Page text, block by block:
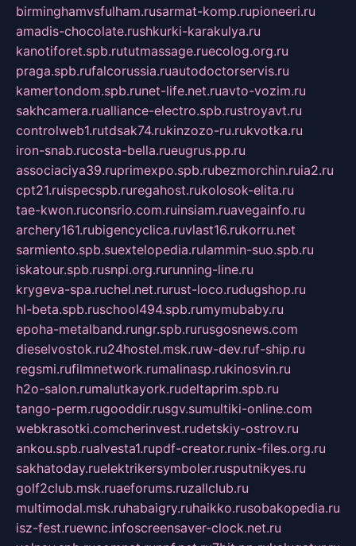
birminghamvsfulham.rusarmat-komp.rupioneeri.ru
amadis-chocolate.rushkurki-karakulya.ru
kanotiforet.spb.rututmassage.ruecolog.org.ru
praga.spb.rufalcorussia.ruautodoctorservis.ru
kamertondom.spb.runet-life.net.ruavto-vozim.ru
sakhcamera.rualliance-electro.spb.rustroyavt.ru
controlweb1.rutdsak74.rukinzozo-ru.rukvotka.ru
iron-snab.rucosta-bella.rueugrus.pp.ru
associaciya39.ruprimexpo.spb.rubezmorchin.ruia2.ru
cpt21.ruispecspb.ruregahost.rukolosok-elita.ru
tae-kwon.ruconsrio.com.ruinsiam.ruavegainfo.ru
archery161.rubigencyclica.ruvlast16.rukorru.net
sarmiento.spb.suextelopedia.rulammin-suo.spb.ru
iskatour.spb.rusnpi.org.rurunning-line.ru
krygeva-spa.ruchel.net.rurust-loco.rudugshop.ru
hl-beta.spb.ruschool494.spb.rumymubaby.ru
epoha-metalband.rungr.spb.rurusgosnews.com
dieselvostok.ru24hostel.msk.ruw-dev.ruf-ship.ru
regsmi.rufilmnetwork.rumalinasp.rukinosvin.ru
h2o-salon.rumalutkayork.rudeltaprim.spb.ru
tango-perm.rugooddir.rusgv.sumultiki-online.com
webkrasotki.comcherinvest.rudetskiy-ostrov.ru
ankou.spb.rualvesta1.rupdf-creator.runix-files.org.ru
sakhatoday.ruelektrikersymboler.rusputnikyes.ru
golf2club.msk.ruaeforums.ruzallclub.ru
multimodal.msk.ruhabaigry.ruhaikko.rusobakopedia.ru
isz-fest.ruewnc.infoscreensaver-clock.net.ru